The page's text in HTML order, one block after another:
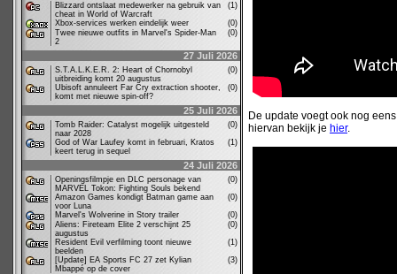
Blizzard ontslaat medewerker na gebruik van
cheat in World of Warcraft
(1)
Xbox-services werken eindelijk weer
(0)
Twee nieuwe outfits in Marvel's Spider-Man
2
(0)
27 Juli 2026
S.T.A.L.K.E.R. 2: Heart of Chornobyl
uitbreiding komt 20 augustus
(0)
Ubisoft annuleert Far Cry extraction shooter,
komt met nieuwe spin-off?
(0)
25 Juli 2026
Tomb Raider: Catalyst mogelijk uitgesteld
naar 2028
(0)
God of War Laufey komt in februari, Kratos
keert terug in sequel
(1)
24 Juli 2026
Openingsfilmpje en DLC personage van
MARVEL Tokon: Fighting Souls bekend
(0)
Amazon Games kondigt Batman game aan
voor Luna
(0)
Marvel's Wolverine in Story trailer
(0)
Aliens: Fireteam Elite 2 verschijnt 25
augustus
(0)
Resident Evil verfilming toont nieuwe
beelden
(1)
[Update] EA Sports FC 27 zet Kylian
Mbappé op de cover
(3)
De update voegt ook nog
hiervan bekijk je hier.